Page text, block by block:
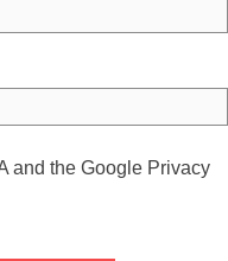
and the Google Privacy